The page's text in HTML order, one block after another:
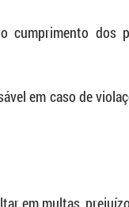
cumprimento dos
em caso de
em multas,